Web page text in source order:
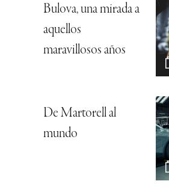
Bulova, una mirada a
aquellos
maravillosos años
De Martorell al
mundo